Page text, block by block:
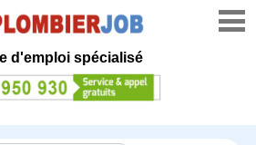
d'emploi spécialisé